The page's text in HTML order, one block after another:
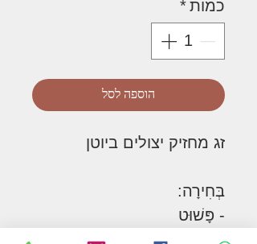
כמות*
הוספה לסל
זג מחזיק יצולים ביוטן
בְּחִירָה:
- פָּשׁוּט
- חזק ועמיד במיוחד